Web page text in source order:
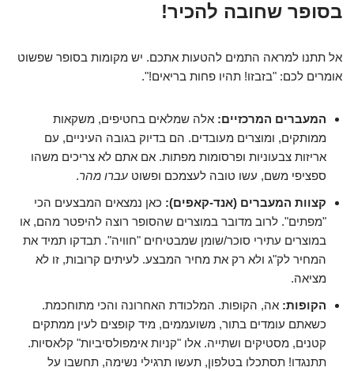
בסופר שחובה להכיר!
אל תתנו למראה התמים להטעות אתכם. יש מקומות בסופר שפשוט
אומרים לכם: "בזבזו! תהיו פחות בריאים!".
המעברים המרכזיים: אלה שמלאים בחטיפים, משקאות
ממותקים, ומוצרים מעובדים. הם בדיוק בגובה העיניים, עם
אריזות צבעוניות ופרסומות מפתות. אם אתם לא צריכים משהו
ספציפי משם, עשו טובה לעצמכם ופשוט עברו מהר.
קצוות המעברים (אנד-קאפים): כאן נמצאים המבצעים הכי
"מפתים". לרוב מדובר במוצרים שהסופר רוצה להיפטר מהם, או
במוצרים עתירי סוכר/שומן שמבטיחים "חוויה". תבדקו תמיד את
המחיר לק"ג ולא רק את מחיר המבצע. לעיתים קרובות, זו לא
מציאה.
הקופות: אה, הקופות. המלכודת האחרונה והכי מתוחכמת.
כשאתם עומדים בתור, משועממים, מיד קופצים לעין ממתקים
קטנים, מסטיקים ושתייה. אלו "קניות אימפולסיביות" קלאסיות.
תתנגדו! תסתכלו בטלפון, תעשו תרגילי נשימה, תחשבו על